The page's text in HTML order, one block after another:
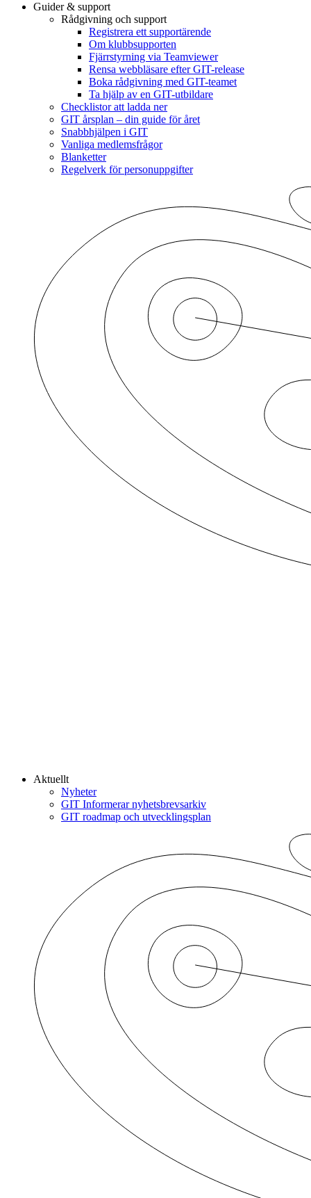
Guider & support
Rådgivning och support
Registrera ett supportärende
Om klubbsupporten
Fjärrstyrning via Teamviewer
Rensa webbläsare efter GIT-release
Boka rådgivning med GIT-teamet
Ta hjälp av en GIT-utbildare
Checklistor att ladda ner
GIT årsplan – din guide för året
Snabbhjälpen i GIT
Vanliga medlemsfrågor
Blanketter
Regelverk för personuppgifter
Aktuellt
Nyheter
GIT Informerar nyhetsbrevsarkiv
GIT roadmap och utvecklingsplan